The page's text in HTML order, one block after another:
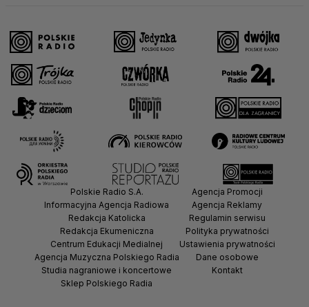
Polskie Radio S.A.
Informacyjna Agencja Radiowa
Redakcja Katolicka
Redakcja Ekumeniczna
Centrum Edukacji Medialnej
Agencja Muzyczna Polskiego Radia
Studia nagraniowe i koncertowe
Sklep Polskiego Radia
Agencja Promocji
Agencja Reklamy
Regulamin serwisu
Polityka prywatności
Ustawienia prywatności
Dane osobowe
Kontakt